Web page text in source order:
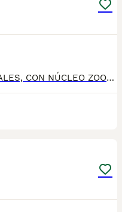
Somos CRIADORES PROFESIONALES, CON NÚCLEO ZOOLÓGICO PROPIO. Seleccionamos para tener los mejores ejemplares tanto a nivel morfología como a nivel de salud y comportamiento. Nuestros cachorros crecen en un ambiente familiar, con unas condiciones higiénico-sanitarias excepcionales y totalmente socializados, tanto con otros animales como con las personas, para garantizar su bienestar animal. No dudes en consultar sobre disponibilidad de entrega, reserva y sus características, Nuestros cachorros se entregan: DESPARASITADOS INTERNA Y EXTERNAMENTE CON SUS VACUNAS AL DÍA CORRESPONDIENTES POR EDAD CARTILLA DE VACUNACIÓN Y GARANTIA COMPLETA DE SALUD ( VÍRICAS, GENÉTICAS Y HEREDITARIAS) POR ESCRITO! PARA MAS INFORMACIÓN, FOTOS/VIDEOS O CONSULTAS LLAMANOS POSIBILIDAD DE ENTREGA PERSONALIZADA A DOMICILIO EN TODO EL TERRITORIO NACIONAL.